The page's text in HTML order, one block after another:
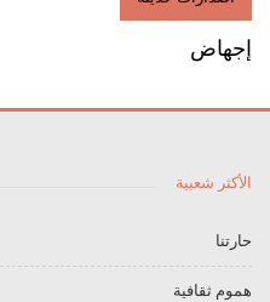
إجهاض
الأكثر شعبية
حارتنا
هموم ثقافية